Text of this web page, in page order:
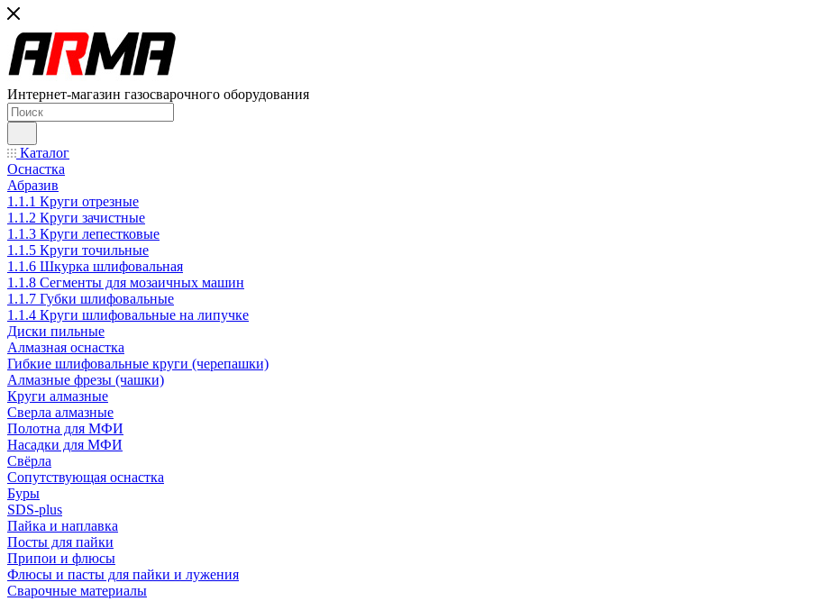
Интернет-магазин газосварочного оборудования
Каталог
Оснастка
Абразив
1.1.1 Круги отрезные
1.1.2 Круги зачистные
1.1.3 Круги лепестковые
1.1.5 Круги точильные
1.1.6 Шкурка шлифовальная
1.1.8 Сегменты для мозаичных машин
1.1.7 Губки шлифовальные
1.1.4 Круги шлифовальные на липучке
Диски пильные
Алмазная оснастка
Гибкие шлифовальные круги (черепашки)
Алмазные фрезы (чашки)
Круги алмазные
Сверла алмазные
Полотна для МФИ
Насадки для МФИ
Свёрла
Сопутствующая оснастка
Буры
SDS-plus
Пайка и наплавка
Посты для пайки
Припои и флюсы
Флюсы и пасты для пайки и лужения
Сварочные материалы